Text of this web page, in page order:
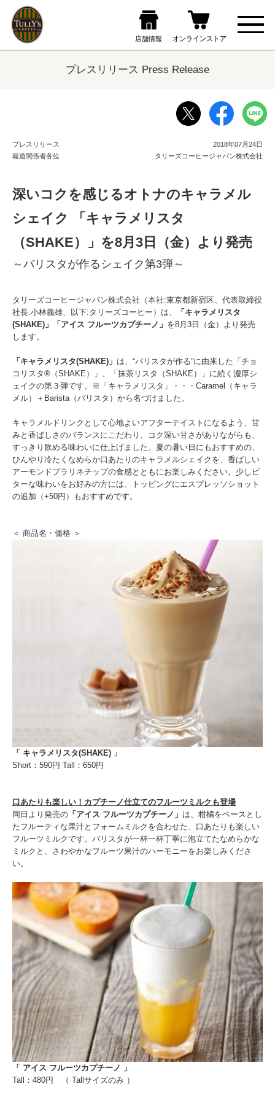
プレスリリース Press Release
プレスリリース
報道関係者各位
2018年07月24日
タリーズコーヒージャパン株式会社
深いコクを感じるオトナのキャラメル
シェイク 「キャラメリスタ
（SHAKE）」を8月3日（金）より発売
～バリスタが作るシェイク第3弾～
タリーズコーヒージャパン株式会社（本社:東京都新宿区、代表取締役
社長:小林義雄、以下:タリーズコーヒー）は、
「キャラメリスタ
(SHAKE)」「アイス フルーツカプチーノ」 を8月3日（金）より発売
します。
「キャラメリスタ(SHAKE)」 は、“バリスタが作る”に由来した「チョ
コリスタ®（SHAKE）」、「抹茶リスタ（SHAKE）」に続く濃厚シ
ェイクの第３弾です。※「キャラメリスタ」・・・Caramel（キャラ
メル）＋Barista（バリスタ）から名づけました。
キャラメルドリンクとして心地よいアフターテイストになるよう、甘
みと香ばしさのバランスにこだわり、コク深い甘さがありながらも、
すっきり飲める味わいに仕上げました。夏の暑い日にもおすすめの、
ひんやり冷たくなめらか口あたりのキャラメルシェイクを、香ばしい
アーモンドプラリネチップの食感とともにお楽しみください。少しビ
ターな味わいをお好みの方には、トッピングにエスプレッソショット
の追加（+50円）もおすすめです。
＜ 商品名・価格 ＞
「 キャラメリスタ(SHAKE) 」
Short：590円 Tall：650円
口あたりも楽しい！カプチーノ仕立てのフルーツミルクも登場
同日より発売の 「アイス フルーツカプチーノ」 は、柑橘をベースとし
たフルーティな果汁とフォームミルクを合わせた、口あたりも楽しい
フルーツミルクです。バリスタが一杯一杯丁寧に泡立てたなめらかな
ミルクと、さわやかなフルーツ果汁のハーモニーをお楽しみくださ
い。
「 アイス フルーツカプチーノ 」
Tall：480円 （ Tallサイズのみ ）